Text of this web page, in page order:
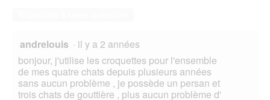
andrelouis · il y a 2 années
bonjour, j'utilise les croquettes pour l'ensemble
de mes quatre chats depuis plusieurs années
sans aucun problème , je possède un persan et
trois chats de gouttière , plus aucun problème d'